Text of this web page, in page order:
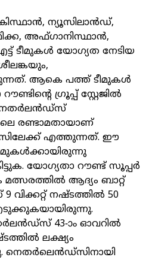
ന്യൂസിലാൻഡ്,
അഫ്ഗാനിസ്ഥാൻ,
ടീമുകൾ യോഗ്യത നേടിയ
ആകെ പത്ത് ടീമുകൾ
ഗ്രൂപ്പ് സ്റ്റേജിൽ
നെതർലൻഡ്സ്
രണ്ടാമതായാണ്
എത്തുന്നത്. ഈ
യോഗ്യതാ റൗണ്ട് സൂപ്പർ
ആദ്യം ബാറ്റ്
നഷ്ടത്തിൽ 50
43-ാം ഓവറിൽ
ലക്ഷ്യം
നെതർലെൻഡ്സിനായി